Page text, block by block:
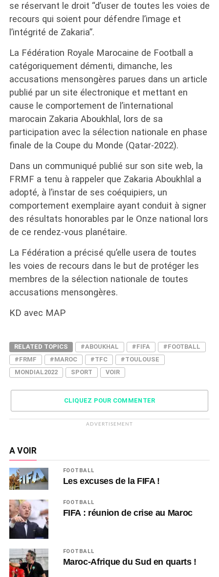
se réservant le droit “d’user de toutes les voies de
recours qui soient pour défendre l’image et
l’intégrité de Zakaria”.
La Fédération Royale Marocaine de Football a
catégoriquement démenti, dimanche, les
accusations mensongères parues dans un article
publié par un site électronique et mettant en
cause le comportement de l’international
marocain Zakaria Aboukhlal, lors de sa
participation avec la sélection nationale en phase
finale de la Coupe du Monde (Qatar-2022).
Dans un communiqué publié sur son site web, la
FRMF a tenu à rappeler que Zakaria Aboukhlal a
adopté, à l’instar de ses coéquipiers, un
comportement exemplaire ayant conduit à signer
des résultats honorables par le Onze national lors
de ce rendez-vous planétaire.
La Fédération a précisé qu’elle usera de toutes
les voies de recours dans le but de protéger les
membres de la sélection nationale de toutes
accusations mensongères.
KD avec MAP
RELATED TOPICS #ABOUKHAL #FIFA
#FOOTBALL
#FRMF
#MAROC #TFC
#TOULOUSE
MONDIAL2022
SPORT VOIR
CLIQUEZ POUR COMMENTER
ADVERTISEMENT
A VOIR
FOOTBALL
Les excuses de la FIFA !
FOOTBALL
FIFA : réunion de crise au Maroc
FOOTBALL
Maroc-Afrique du Sud en quarts !